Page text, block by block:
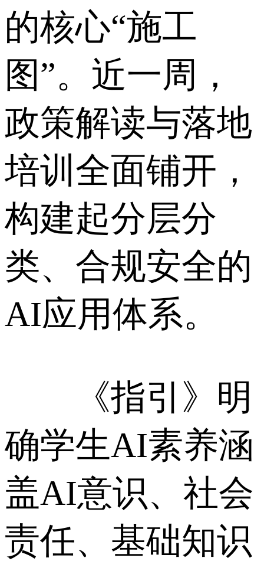
的核心“施工
图”。近一周，
政策解读与落地
培训全面铺开，
构建起分层分
类、合规安全的
AI应用体系。
《指引》明
确学生AI素养涵
盖AI意识、社会
责任、基础知识